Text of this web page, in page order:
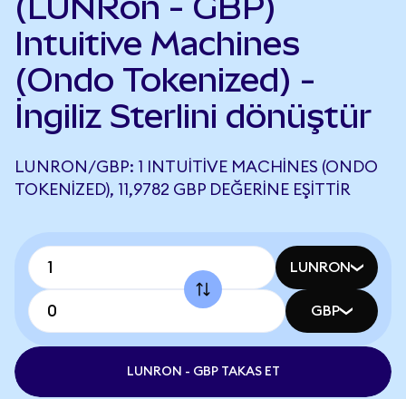
Intuitive Machines
(Ondo Tokenized) -
İngiliz Sterlini dönüştür
LUNRON/GBP: 1 INTUITIVE MACHINES (ONDO
TOKENIZED), 11,9782 GBP DEĞERINE EŞITTIR
LUNRON
GBP
LUNRON - GBP TAKAS ET